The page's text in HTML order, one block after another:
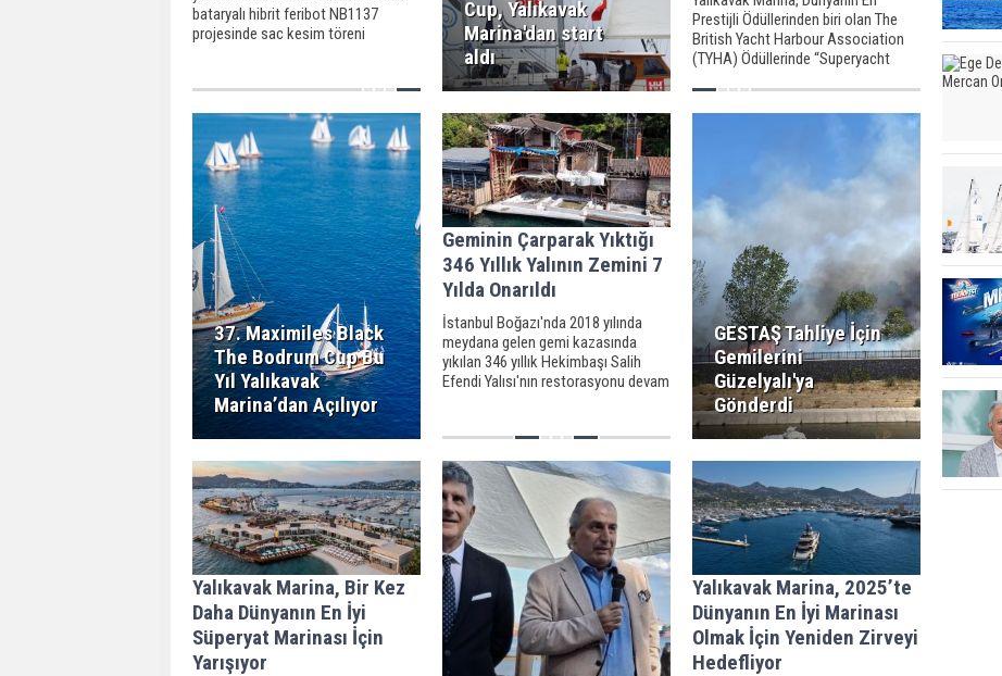
bataryalı hibrit feribot NB1137
projesinde sac kesim töreni
Cup, Yalıkavak
Marina'dan start
aldı
Prestijli Ödüllerinden biri olan The
British Yacht Harbour Association
(TYHA) Ödüllerinde “Superyacht
Runner Up Ödülünü kazandı.
37. Maximiles Black
The Bodrum Cup Bu
Yıl Yalıkavak
Marina’dan Açılıyor
Geminin Çarparak Yıktığı
346 Yıllık Yalının Zemini 7
Yılda Onarıldı
İstanbul Boğazı'nda 2018 yılında
meydana gelen gemi kazasında
yıkılan 346 yıllık Hekimbaşı Salih
Efendi Yalısı'nın restorasyonu devam
GESTAŞ Tahliye İçin
Gemilerini
Güzelyalı'ya
Gönderdi
Yalıkavak Marina, Bir Kez
Daha Dünyanın En İyi
Süperyat Marinası İçin
Yarışıyor
Yalıkavak Marina, 2025’te
Dünyanın En İyi Marinası
Olmak İçin Yeniden Zirveyi
Hedefliyor